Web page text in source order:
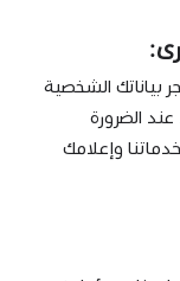
بياناتك الشخصية
عند الضرورة
وإعلامك